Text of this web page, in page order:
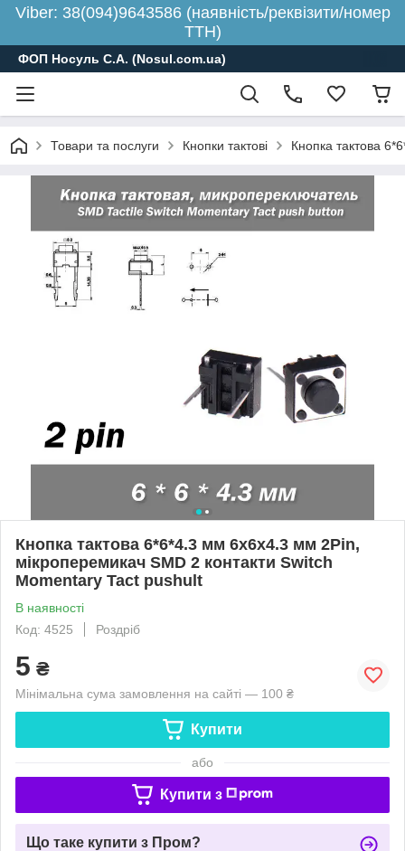
Viber: 38(094)9643586 (наявність/реквізити/номер
ТТН)
ФОП Носуль С.А. (Nosul.com.ua)
Товари та послуги Кнопки тактові Кнопка тактова
Кнопка тактова 6*6*4.3 мм 6х6х4.3 мм 2Pin,
мікроперемикач SMD 2 контакти Switch
Momentary Tact pushult
В наявності
Код: 4525
Роздріб
5 ₴
Мінімальна сума замовлення на сайті — 100 ₴
Купити
або
Купити з
Що таке купити з Пром?